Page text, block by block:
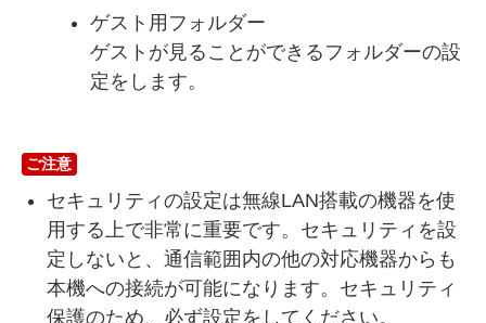
ゲスト用フォルダー
ゲストが見ることができるフォルダーの設
定をします。
ご注意
セキュリティの設定は無線LAN搭載の機器を使
用する上で非常に重要です。セキュリティを設
定しないと、通信範囲内の他の対応機器からも
本機への接続が可能になります。セキュリティ
保護のため、必ず設定をしてください。